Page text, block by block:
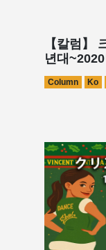
【칼럼】
년대~2020
Column Ko